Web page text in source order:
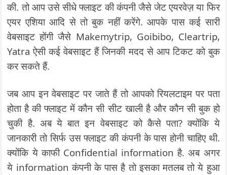
की. तो आप उसे सीधे फ्लाइट की कंपनी जैसे जेट एयरवेज़ या फिर
एयर एशिया आदि से तो बुक नहीं करेंगे. आपके पास कई सारी
वेबसाइट होंगी जैसे Makemytrip, Goibibo, Cleartrip,
Yatra ऐसी कई वेबसाइट हैं जिनकी मदद से आप टिकट को बुक
कर सकते हैं.
जब आप इन वेबसाइट पर जाते हैं तो आपको रियलटाइम पर पता
होता है की फ्लाइट में कौन सी सीट खाली है और कौन सी बुक हो
चुकी है. अब ये बात इन वेबसाइट को कैसे पता? क्योंकि ये
जानकारी तो सिर्फ उस फ्लाइट की कंपनी के पास होनी चाहिए थी.
क्योंकि ये काफी Confidential information है. अब अगर
ये information कंपनी के पास है तो इसका मतलब तो ये हुआ